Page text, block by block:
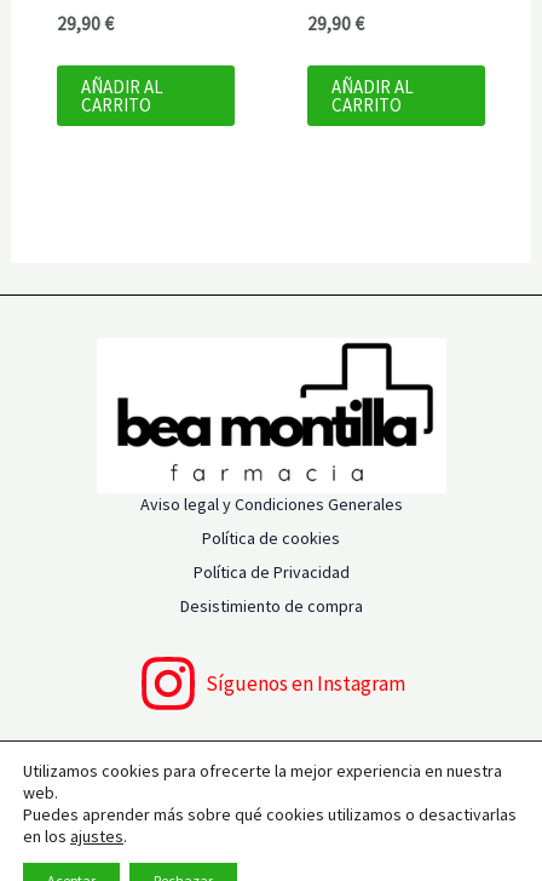
29,90€
AÑADIR AL
CARRITO
29,90€
AÑADIR AL
CARRITO
Aviso legal y Condiciones Generales
Política de cookies
Política de Privacidad
Desistimiento de compra
Síguenos en Instagram
Copyright © 2026 Farmacia Bea Montilla | Powered by
Utilizamos cookies para ofrecerte la mejor experiencia en nuestra
web.
Puedes aprender más sobre qué cookies utilizamos o desactivarlas
en los ajustes.